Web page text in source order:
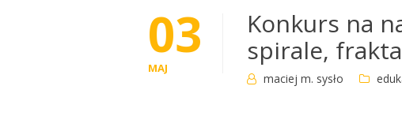
03
MAJ
Konkurs na
spirale,
maciej m. sysło